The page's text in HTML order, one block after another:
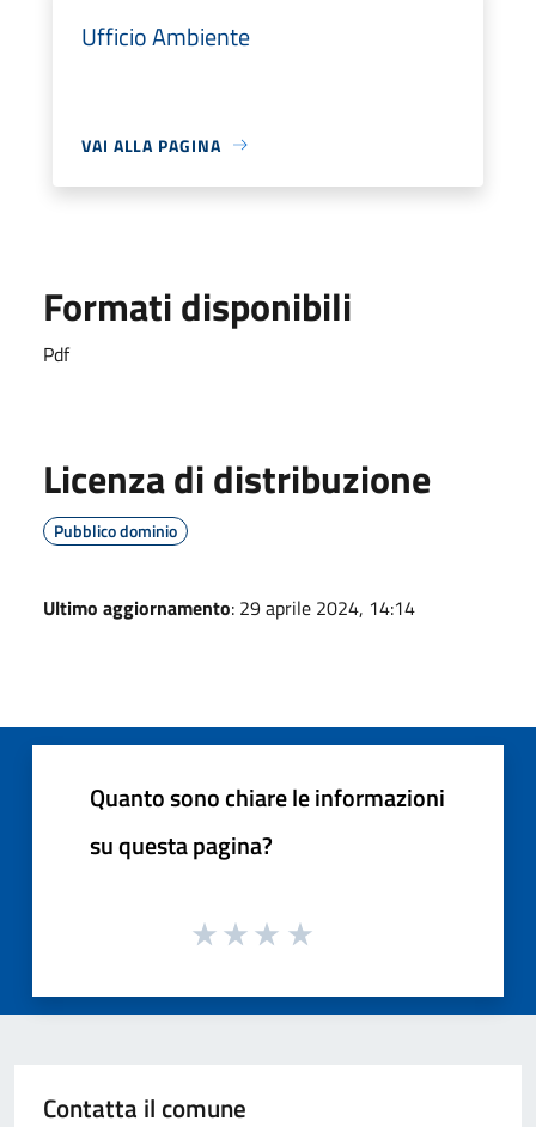
Ufficio Ambiente
VAI ALLA PAGINA
Formati disponibili
Pdf
Licenza di distribuzione
Pubblico dominio
Ultimo aggiornamento: 29 aprile 2024, 14:14
Quanto sono chiare le informazioni
su questa pagina?
Contatta il comune